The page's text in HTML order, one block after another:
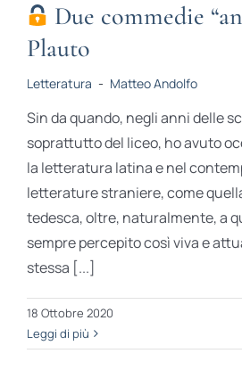
Due commedie
Plauto
Letteratura - Matteo Andolfo
Sin da quando, negli anni delle
soprattutto del liceo, ho avuto
la letteratura latina e nel
letterature straniere, come
tedesca, oltre, naturalmente, a
sempre percepito così viva e
stessa [...]
18 Ottobre 2020
Leggi di più